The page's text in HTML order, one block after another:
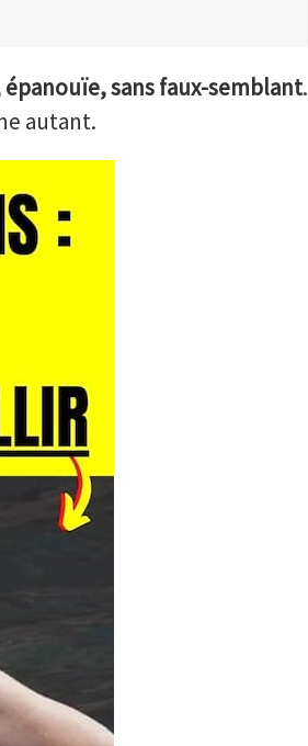
sans faux-semblant.
autant.